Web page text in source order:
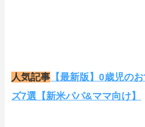
人気記事 【最新版】0歳児の
ズ7選【新米パパ&ママ向け】